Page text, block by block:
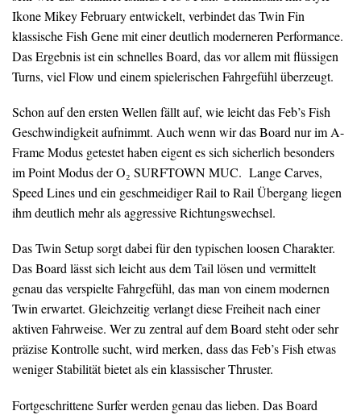
Ikone Mikey February entwickelt, verbindet das Twin Fin
klassische Fish Gene mit einer deutlich moderneren Performance.
Das Ergebnis ist ein schnelles Board, das vor allem mit flüssigen
Turns, viel Flow und einem spielerischen Fahrgefühl überzeugt.
Schon auf den ersten Wellen fällt auf, wie leicht das Feb’s Fish
Geschwindigkeit aufnimmt. Auch wenn wir das Board nur im A-
Frame Modus getestet haben eigent es sich sicherlich besonders
im Point Modus der O₂ SURFTOWN MUC. Lange Carves,
Speed Lines und ein geschmeidiger Rail to Rail Übergang liegen
ihm deutlich mehr als aggressive Richtungswechsel.
Das Twin Setup sorgt dabei für den typischen loosen Charakter.
Das Board lässt sich leicht aus dem Tail lösen und vermittelt
genau das verspielte Fahrgefühl, das man von einem modernen
Twin erwartet. Gleichzeitig verlangt diese Freiheit nach einer
aktiven Fahrweise. Wer zu zentral auf dem Board steht oder sehr
präzise Kontrolle sucht, wird merken, dass das Feb’s Fish etwas
weniger Stabilität bietet als ein klassischer Thruster.
Fortgeschrittene Surfer werden genau das lieben. Das Board